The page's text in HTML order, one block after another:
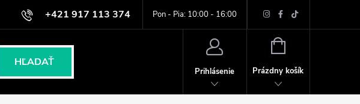
+421 917 113 374 Pon - Pia: 10:00 - 16:00
Podmienky ochrany osobných údajov
HĽADAŤ
Prihlásenie
NÁKUPNÝ
Prázdny košík